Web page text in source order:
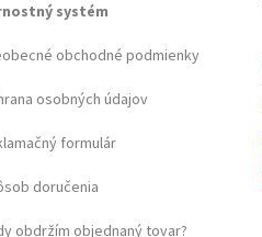
systém
obchodné podmienky
osobných údajov
formulár
doručenia
obdržím objednaný tovar?